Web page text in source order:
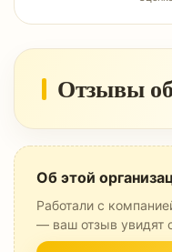
Отзывы
Об этой
Работали с
— ваш отзыв увидят